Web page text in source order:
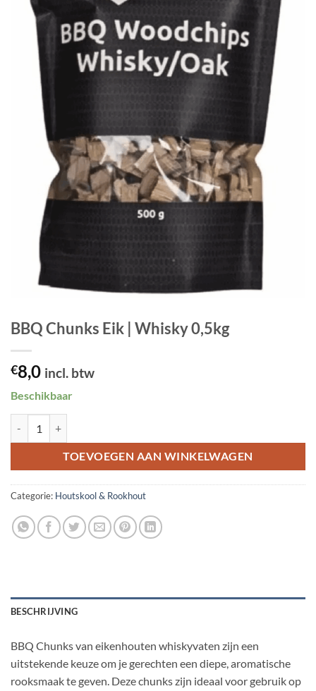
BBQ Chunks Eik | Whisky 0,5kg
€8,0 incl. btw
Beschikbaar
TOEVOEGEN AAN WINKELWAGEN
Categorie: Houtskool & Rookhout
BESCHRIJVING
BBQ Chunks van eikenhouten whiskyvaten zijn een
uitstekende keuze om je gerechten een diepe, aromatische
rooksmaak te geven. Deze chunks zijn ideaal voor gebruik op